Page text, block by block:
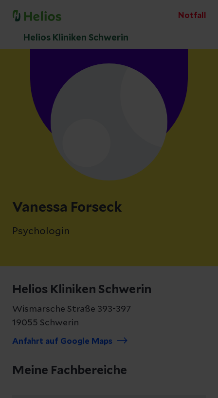
Notfall
Helios Kliniken Schwerin
Vanessa Forseck
Psychologin
Helios Kliniken Schwerin
Wismarsche Straße 393-397
19055 Schwerin
Anfahrt auf Google Maps
Meine Fachbereiche